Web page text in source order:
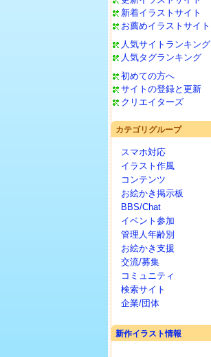
新着イラストサイト
お薦めイラストサイト
人気サイトランキング
人気タグランキング
初めての方へ
サイトの登録と更新
クリエイターズ
カテゴリグループ
スマホ対応
イラスト作風
コンテンツ
お絵かき掲示板
BBS/Chat
イベント参加
管理人年齢別
お絵かき支援
交流/募集
コミュニティ
検索サイト
企業/団体
新作イラスト情報